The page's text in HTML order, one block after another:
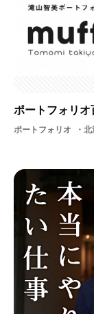
ポートフォリ
ポートフォリオ 北海道株